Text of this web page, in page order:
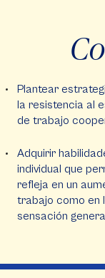
Plantear
la resistencia al
de trabajo
Adquirir
individual que
refleja en un
trabajo como en
sensación